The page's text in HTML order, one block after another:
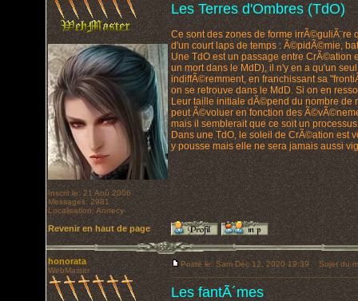
Inscrit le: 21 Aoû 2006
Messages: 2981
Localisation: Annecy
Les Terres d'Ombres (TdO)
Ce sont des zones de forme
d'un court laps de temps : Ã©pidÃ©mie,
Une TdO est un passage entre CrÃ©ation
un mort dans le MdD), il n'y en a qu'un
indiffÃ©remment, en franchissant sa
on se retrouve dans le MdD. Si on en
Leur taille initiale dÃ©pend du nombre
peut Ã©voluer en fonction des
mais il semblerait que ce soit un processus
Dans une TdO, le soleil de CrÃ©ation est
y pousse mais elle ne sera jamais aussi
Revenir en haut de page
honorata
WebMaster
Posté le: Sam Déc 12, 2020 19:39 Sujet du
Les fantÃ´mes